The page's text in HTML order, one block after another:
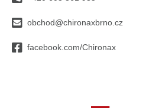
obchod@chironaxbrno.cz
facebook.com/Chironax